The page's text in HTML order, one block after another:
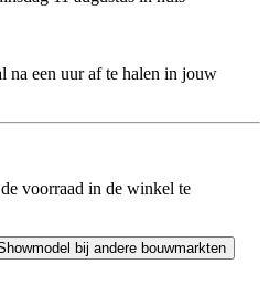
na een uur af te halen in jouw
voorraad in de winkel te
bij andere bouwmarkten